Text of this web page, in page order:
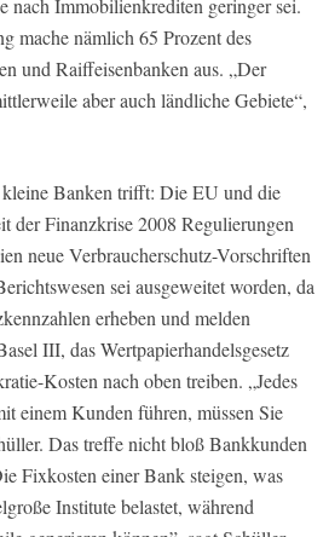
nach Immobilienkrediten geringer sei.
mache nämlich 65 Prozent des
und Raiffeisenbanken aus. „Der
aber auch ländliche Gebiete“,
Banken trifft: Die EU und die
der Finanzkrise 2008 Regulierungen
neue Verbraucherschutz-Vorschriften
sei ausgeweitet worden, da
erheben und melden
III, das Wertpapierhandelsgesetz
Kosten nach oben treiben. „Jedes
einem Kunden führen, müssen Sie
Das treffe nicht bloß Bankkunden
Fixkosten einer Bank steigen, was
Institute belastet, während